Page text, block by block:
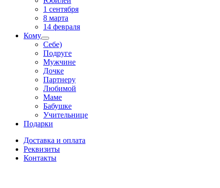
1 сентября
8 марта
14 февраля
Кому
Себе)
Подруге
Мужчине
Дочке
Партнеру
Любимой
Маме
Бабушке
Учительнице
Подарки
Доставка и оплата
Реквизиты
Контакты